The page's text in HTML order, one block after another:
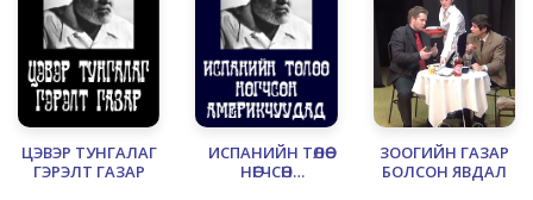
ЦЭВЭР ТУНГАЛАГ
ГЭРЭЛТ ГАЗАР
ИСПАНИЙН ТӨЛӨӨ
НӨГЧСӨН
ЗООГИЙН ГАЗАР
БОЛСОН ЯВДАЛ